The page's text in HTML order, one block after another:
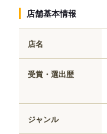
店舗基本情報
店名
受賞・選出歴
ジャンル